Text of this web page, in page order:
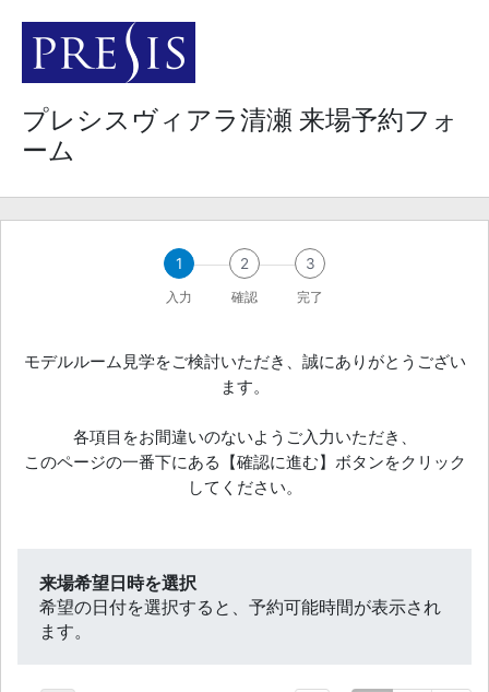
プレシスヴィアラ清瀬 来場予約フォ
ーム
1
入力
2
確認
3
完了
モデルルーム見学をご検討いただき、誠にありがとうござい
ます。
各項目をお間違いのないようご入力いただき、
このページの一番下にある【確認に進む】ボタンをクリック
してください。
来場希望日時を選択
希望の日付を選択すると、予約可能時間が表示され
ます。